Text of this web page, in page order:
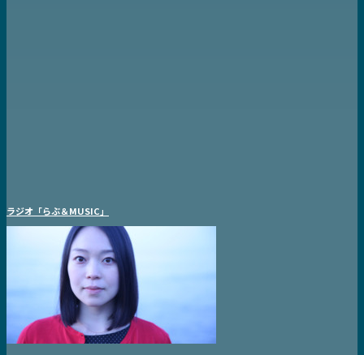
ラジオ「らぶ＆MUSIC」